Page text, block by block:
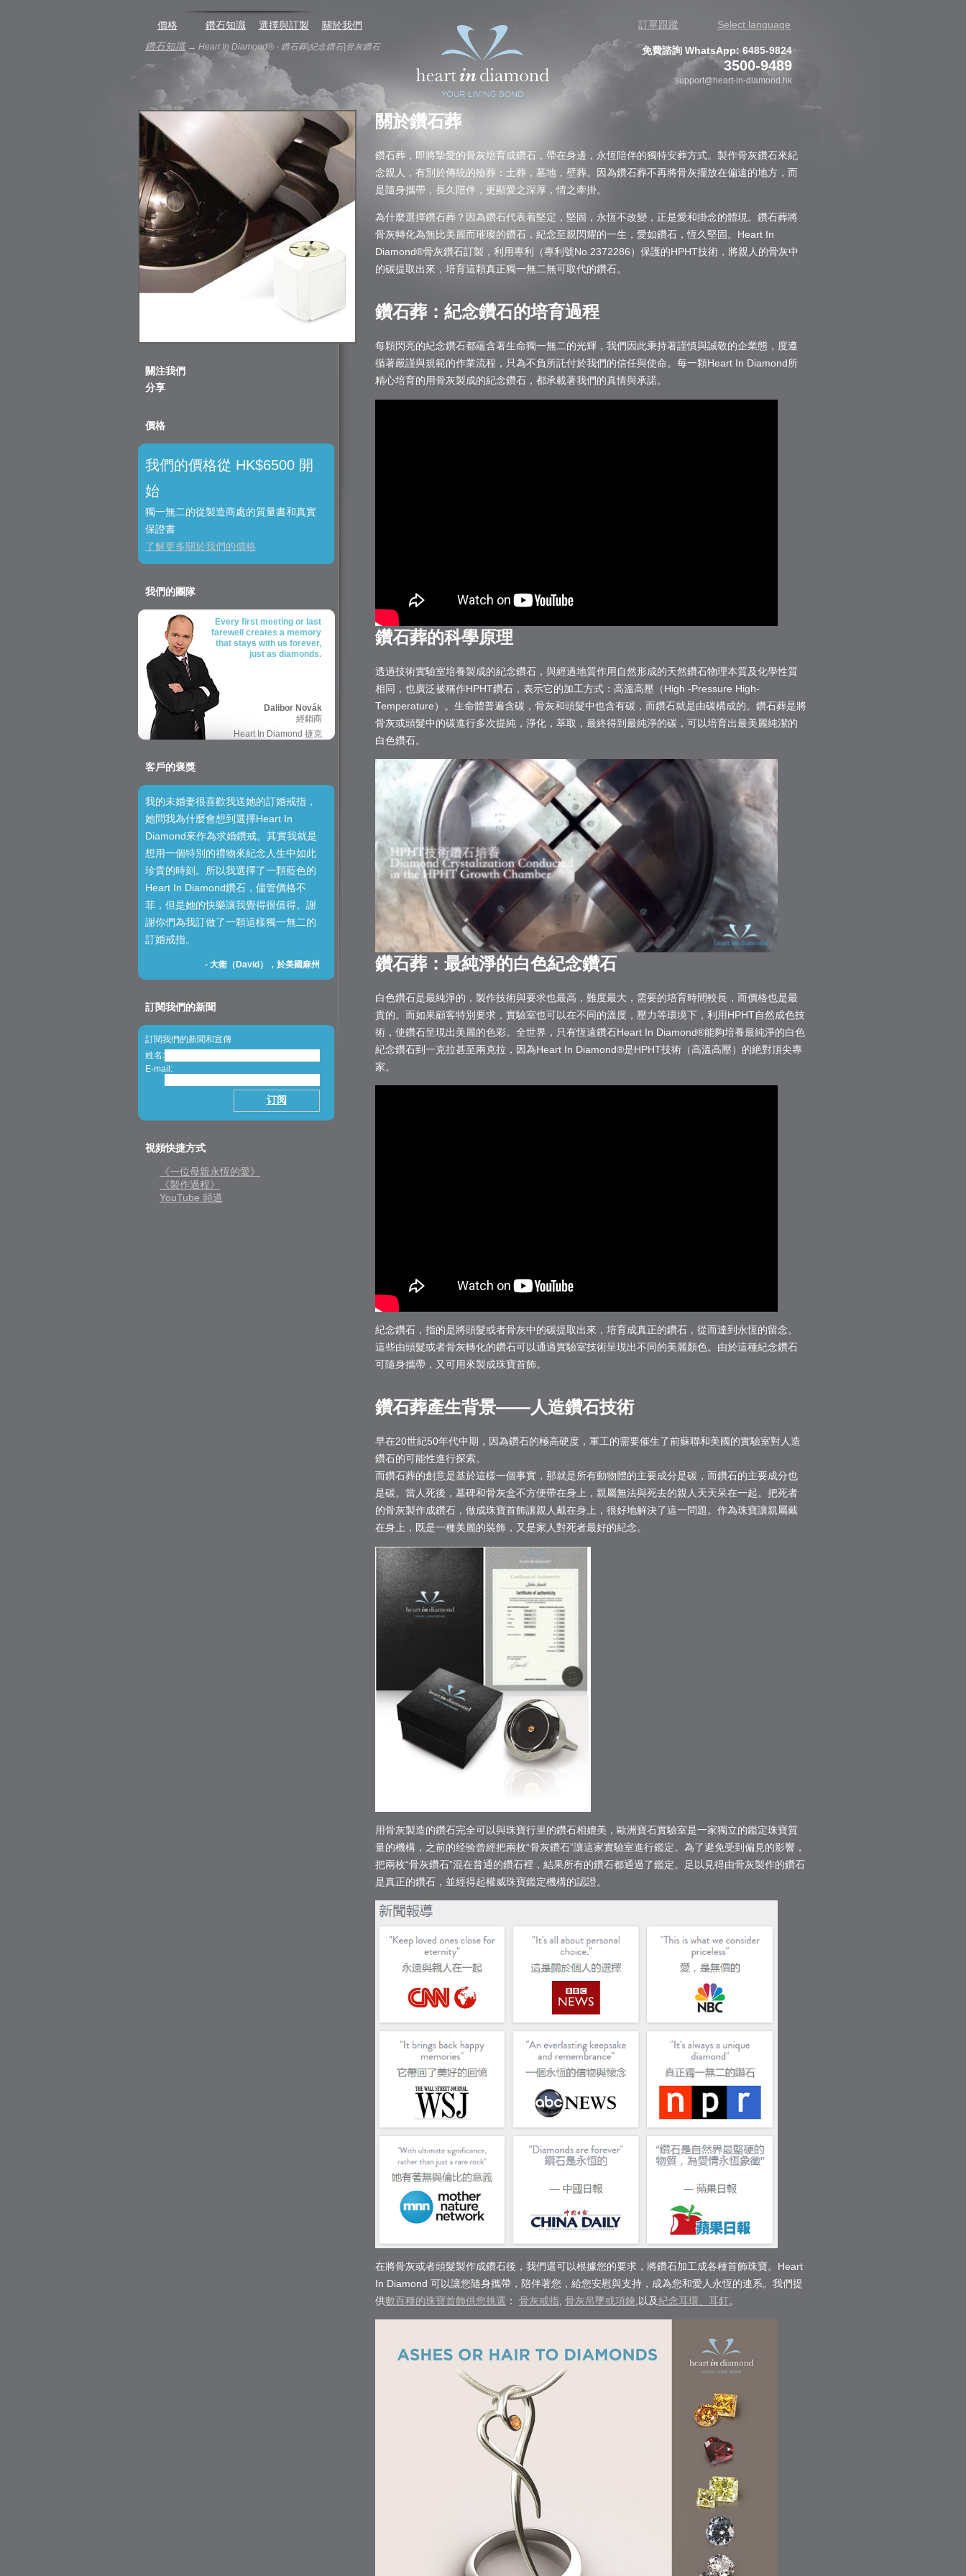
價格 鑽石知識 選擇與訂製
關於我們
鑽石知識→ Heart In Diamond® - 鑽石葬|紀念鑽石|骨灰鑽石
訂單跟蹤 Select language
免費諮詢 WhatsApp: 6485-9824
3500-9489
support@heart-in-diamond.hk
關注我們
分享
價格
我們的價格從 HK$6500 開
始
獨一無二的從製造商處的質量書和真實
保證書
了解更多關於我們的價格
我們的團隊
Every first meeting or last
farewell creates a memory
that stays with us forever,
just as diamonds.
Dalibor Novák
經銷商
Heart In Diamond 捷克
客戶的褒獎
我的未婚妻很喜歡我送她的訂婚戒指，
她問我為什麼會想到選擇Heart In
Diamond來作為求婚鑽戒。其實我就是
想用一個特別的禮物來紀念人生中如此
珍貴的時刻。所以我選擇了一顆藍色的
Heart In Diamond鑽石，儘管價格不
菲，但是她的快樂讓我覺得很值得。謝
謝你們為我訂做了一顆這樣獨一無二的
訂婚戒指。
- 大衛（David），於美國麻州
訂閱我們的新聞
訂閱我們的新聞和宣傳
姓名:
E-mail:
視頻快捷方式
《一位母親永恆的愛》
《製作過程》
YouTube 頻道
關於鑽石葬
鑽石葬，即將摯愛的骨灰培育成鑽石，帶在身邊，永恆陪伴的獨特安葬方式。製作骨灰鑽石來紀
念親人，有別於傳統的殮葬：土葬，墓地，壁葬。因為鑽石葬不再將骨灰擺放在偏遠的地方，而
是隨身攜帶，長久陪伴，更顯愛之深厚，情之牽掛。
為什麼選擇鑽石葬？因為鑽石代表着堅定，堅固，永恆不改變，正是愛和掛念的體現。鑽石葬將
骨灰轉化為無比美麗而璀璨的鑽石，紀念至親閃耀的一生，愛如鑽石，恆久堅固。Heart In
Diamond®骨灰鑽石訂製，利用專利（專利號No.2372286）保護的HPHT技術，將親人的骨灰中
的碳提取出來，培育這顆真正獨一無二無可取代的鑽石。
鑽石葬：紀念鑽石的培育過程
每顆閃亮的紀念鑽石都蘊含著生命獨一無二的光輝，我們因此秉持著謹慎與誠敬的企業態，度遵
循著嚴謹與規範的作業流程，只為不負所託付於我們的信任與使命。每一顆Heart In Diamond所
精心培育的用骨灰製成的紀念鑽石，都承載著我們的真情與承諾。
鑽石葬的科學原理
透過技術實驗室培養製成的紀念鑽石，與經過地質作用自然形成的天然鑽石物理本質及化學性質
相同，也廣泛被稱作HPHT鑽石，表示它的加工方式：高溫高壓（High -Pressure High-
Temperature）。生命體普遍含碳，骨灰和頭髮中也含有碳，而鑽石就是由碳構成的。鑽石葬是將
骨灰或頭髮中的碳進行多次提純，淨化，萃取，最終得到最純淨的碳，可以培育出最美麗純潔的
白色鑽石。
鑽石葬：最純淨的白色紀念鑽石
白色鑽石是最純淨的，製作技術與要求也最高，難度最大，需要的培育時間較長，而價格也是最
貴的。而如果顧客特別要求，實驗室也可以在不同的溫度，壓力等環境下，利用HPHT自然成色技
術，使鑽石呈現出美麗的色彩。全世界，只有恆遠鑽石Heart In Diamond®能夠培養最純淨的白色
紀念鑽石到一克拉甚至兩克拉，因為Heart In Diamond®是HPHT技術（高溫高壓）的絶對頂尖專
家。
紀念鑽石，指的是將頭髮或者骨灰中的碳提取出來，培育成真正的鑽石，從而達到永恆的留念。
這些由頭髮或者骨灰轉化的鑽石可以通過實驗室技術呈現出不同的美麗顏色。由於這種紀念鑽石
可隨身攜帶，又可用來製成珠寶首飾。
鑽石葬產生背景——人造鑽石技術
早在20世紀50年代中期，因為鑽石的極高硬度，軍工的需要催生了前蘇聯和美國的實驗室對人造
鑽石的可能性進行探索。
而鑽石葬的創意是基於這樣一個事實，那就是所有動物體的主要成分是碳，而鑽石的主要成分也
是碳。當人死後，墓碑和骨灰盒不方便帶在身上，親屬無法與死去的親人天天呆在一起。把死者
的骨灰製作成鑽石，做成珠寶首飾讓親人戴在身上，很好地解決了這一問題。作為珠寶讓親屬戴
在身上，既是一種美麗的裝飾，又是家人對死者最好的紀念。
用骨灰製造的鑽石完全可以與珠寶行里的鑽石相媲美，歐洲寶石實驗室是一家獨立的鑑定珠寶質
量的機構，之前的经验曾經把兩枚“骨灰鑽石”讓這家實驗室進行鑑定。為了避免受到偏見的影響，
把兩枚“骨灰鑽石”混在普通的鑽石裡，結果所有的鑽石都通過了鑑定。足以見得由骨灰製作的鑽石
是真正的鑽石，並經得起權威珠寶鑑定機構的認證。
在將骨灰或者頭髮製作成鑽石後，我們還可以根據您的要求，將鑽石加工成各種首飾珠寶。Heart
In Diamond 可以讓您隨身攜帶，陪伴著您，給您安慰與支持，成為您和愛人永恆的連系。我們提
供數百種的珠寶首飾供您挑選 ： 骨灰戒指 骨灰吊墜或項鍊 ,以及紀念耳環、耳釘。